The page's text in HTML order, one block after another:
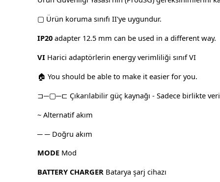
▢ Ürün koruma sınıfı II'ye uygundur.
IP20adapter 12.5 mm can be used in a different way.
VIHarici adaptörlerin energy verimliliği sınıf VI
🏠 You should be able to make it easier for you.
⊐─▢─⊏ Çıkarılabilir güç kaynağı - Sadece birlikte
~ Alternatif akım
─ ─ Doğru akım
MODEMod
BATTERY CHARGERBatarya şarj cihazı